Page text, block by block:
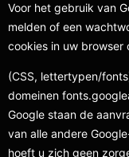
Voor het gebruik van
melden of een
cookies in uw browser
(CSS, lettertypen/
domeinen
Google staan de
van alle andere
hoeft u zich geen